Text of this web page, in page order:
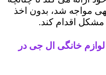
مواجه شد، بدون اخذ
اقدام کند.
لوازم خانگی ال جی در